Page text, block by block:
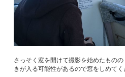
さっそく窓を開けて撮影を始めたもの
きが入る可能性があるので窓をしめてく